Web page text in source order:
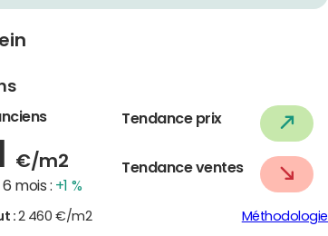
€/m2
mois : +1 %
Tendance prix
Tendance ventes
: 2 460 €/m2 Méthodologie